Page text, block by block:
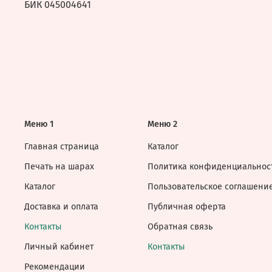
БИК 045004641
Меню 1
Главная страница
Печать на шарах
Каталог
Доставка и оплата
Контакты
Личный кабинет
Рекомендации
Меню 2
Каталог
Политика
Пользовательское
Публичная оферта
Обратная связь
Контакты